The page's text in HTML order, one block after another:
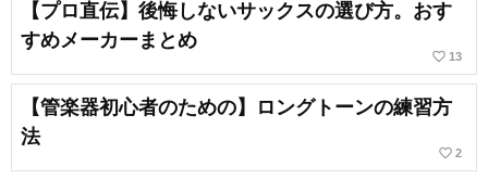
【プロ直伝】後悔しないサックスの選び方。おす
すめメーカーまとめ
favorite_border 13
【管楽器初心者のための】ロングトーンの練習方
法
favorite_border 2